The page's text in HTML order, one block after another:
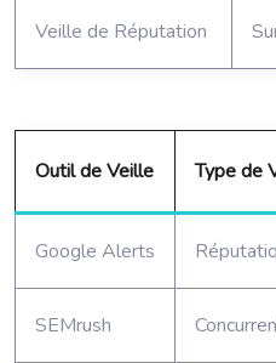
Veille de Réputation
Outil de Veille Type de
Google Alerts
SEMrush